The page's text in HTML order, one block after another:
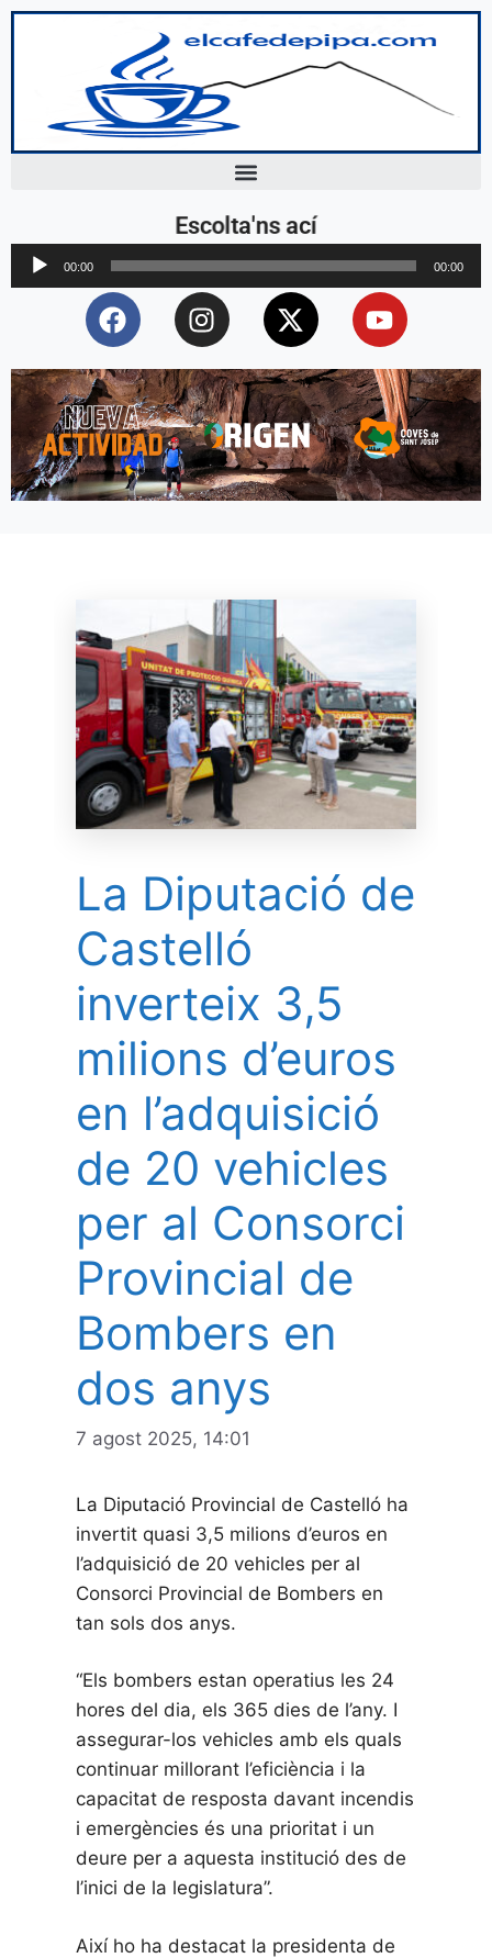
Escolta'ns ací
Reproductor
d'àudio
00:00 00:00
La Diputació de
Castelló
inverteix 3,5
milions d’euros
en l’adquisició
de 20 vehicles
per al Consorci
Provincial de
Bombers en
dos anys
7 agost 2025, 14:01
La Diputació Provincial de Castelló ha
invertit quasi 3,5 milions d’euros en
l’adquisició de 20 vehicles per al
Consorci Provincial de Bombers en
tan sols dos anys.
“Els bombers estan operatius les 24
hores del dia, els 365 dies de l’any. I
assegurar-los vehicles amb els quals
continuar millorant l’eficiència i la
capacitat de resposta davant incendis
i emergències és una prioritat i un
deure per a aquesta institució des de
l’inici de la legislatura”.
Així ho ha destacat la presidenta de